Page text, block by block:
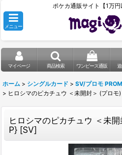
ポケカ通販サイト【1万円
メニュー
マイページ 商品検索 ワンピース通販
ホーム > シングルカード > SV/プロモ
> ヒロシマのピカチュウ ＜未開封＞ (プロモ
ヒロシマのピカチュウ ＜未
P} [SV]